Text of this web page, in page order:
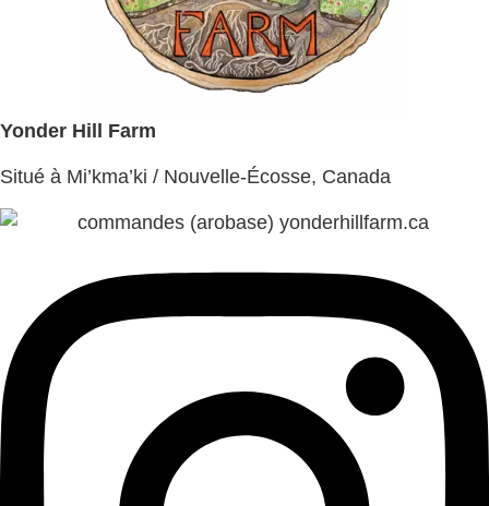
Yonder Hill Farm
Situé à Mi’kma’ki / Nouvelle-Écosse, Canada